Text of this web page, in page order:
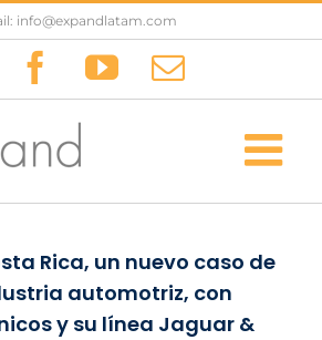
info@expandlatam.com
Facebook
YouTubeCorreo
Rica, un nuevo caso de
automotriz, con
y su línea Jaguar &